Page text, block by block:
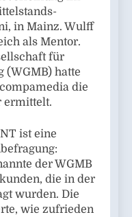
in Mainz. Wulff
als Mentor.
für
(WGMB) hatte
die
ermittelt.
ist eine
der WGMB
die in der
wurden. Die
wie zufrieden